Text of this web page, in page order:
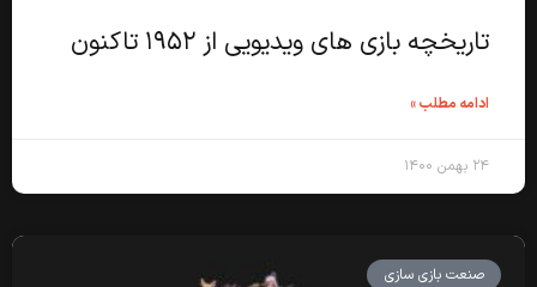
تاریخچه بازی های ویدیویی از ۱۹۵۲ تاکنون
ادامه مطلب »
۲۴ بهمن ۱۴۰۰
صنعت بازی سازی